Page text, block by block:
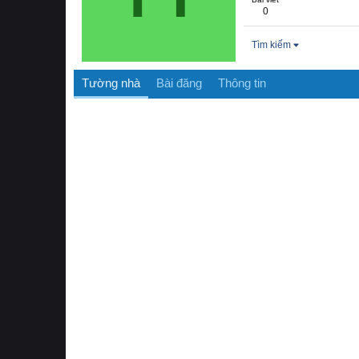
0
Tìm kiếm
Tường nhà Bài đăng Thông tin